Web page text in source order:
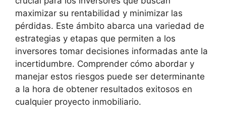
maximizar su rentabilidad y ‌minimizar las
⁢pérdidas. ‍Este ámbito abarca una variedad ⁤de
estrategias y etapas que permiten a​ los
inversores⁤ tomar decisiones informadas ante la
incertidumbre. Comprender cómo abordar y
manejar estos riesgos puede ser determinante
a la hora​ de obtener resultados exitosos⁢ en
cualquier proyecto inmobiliario.